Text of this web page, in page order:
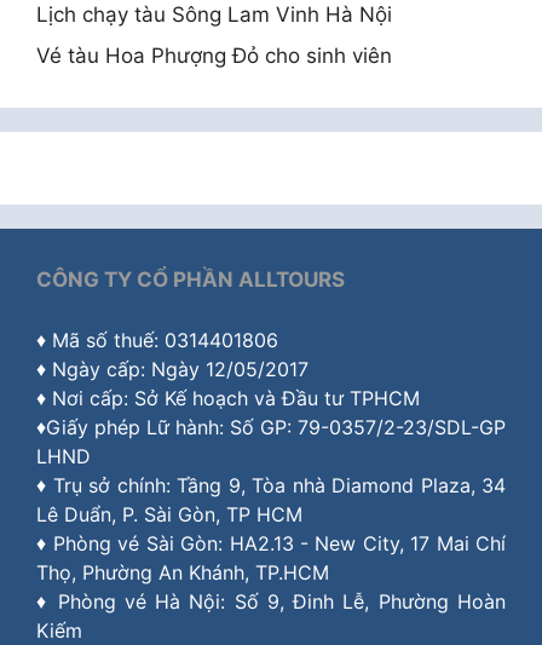
Lịch chạy tàu Sông Lam Vinh Hà Nội
Vé tàu Hoa Phượng Đỏ cho sinh viên
CÔNG TY CỔ PHẦN ALLTOURS
♦ Mã số thuế: 0314401806
♦ Ngày cấp: Ngày 12/05/2017
♦ Nơi cấp: Sở Kế hoạch và Đầu tư TPHCM
♦Giấy phép Lữ hành: Số GP: 79-0357/2-23/SDL-GP
LHND
♦ Trụ sở chính: Tầng 9, Tòa nhà Diamond Plaza, 34
Lê Duẩn, P. Sài Gòn, TP HCM
♦ Phòng vé Sài Gòn: HA2.13 - New City, 17 Mai Chí
Thọ, Phường An Khánh, TP.HCM
♦ Phòng vé Hà Nội: Số 9, Đinh Lễ, Phường Hoàn
Kiếm